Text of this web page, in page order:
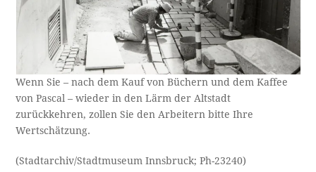
Wenn Sie – nach dem Kauf von Büchern und dem Kaffee
von Pascal – wieder in den Lärm der Altstadt
zurückkehren, zollen Sie den Arbeitern bitte Ihre
Wertschätzung.
(Stadtarchiv/Stadtmuseum Innsbruck; Ph-23240)